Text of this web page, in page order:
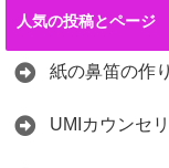
人気の投稿とページ
紙の鼻笛の作
UMIカウンセ